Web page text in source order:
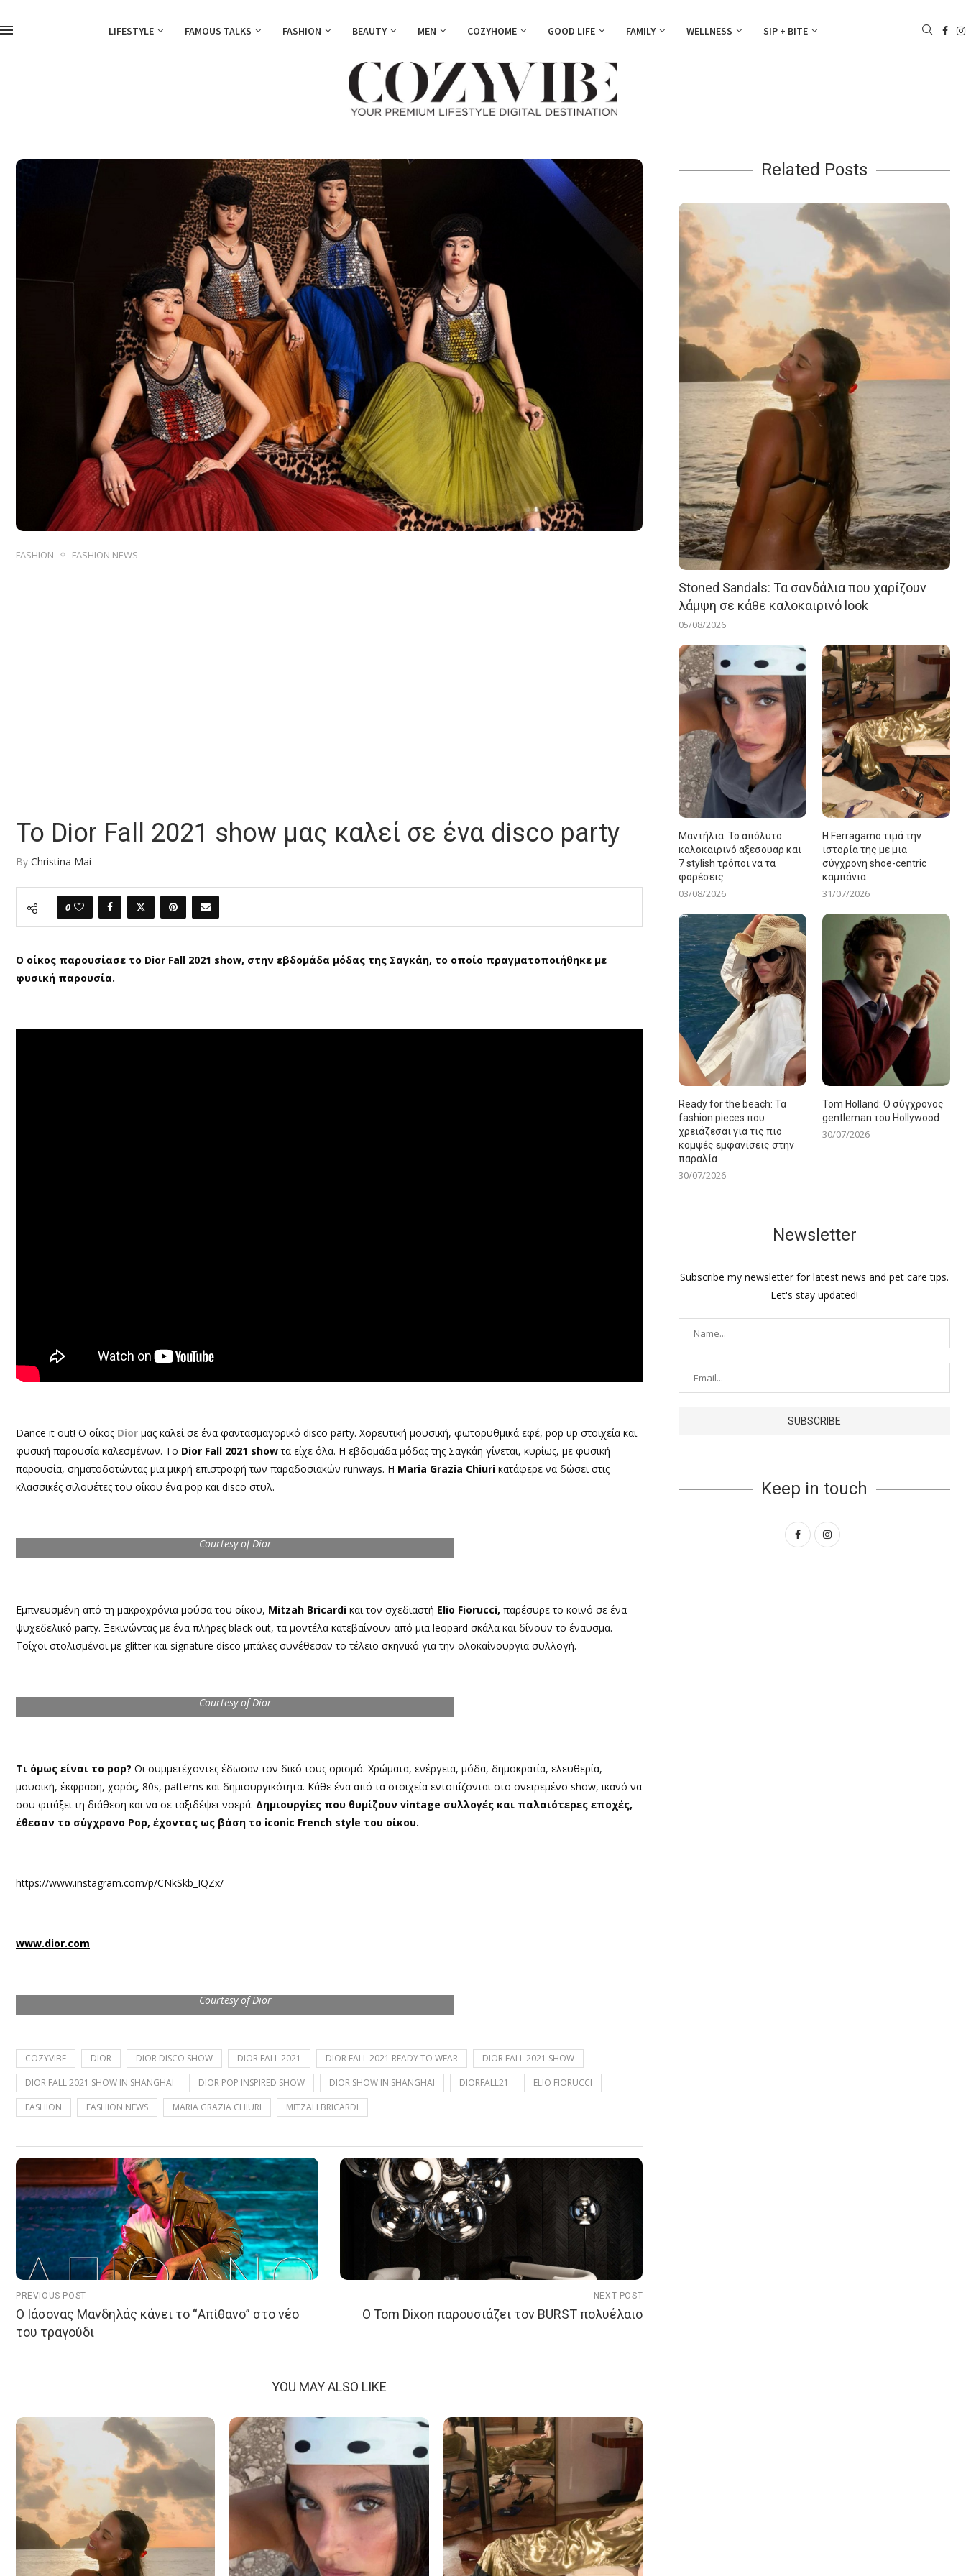
LIFESTYLE FAMOUS TALKS FASHION BEAUTY MEN COZYHOME GOOD LIFE FAMILY WELLNESS SIP + BITE
FASHION FASHION NEWS
Το Dior Fall 2021 show μας καλεί σε ένα disco party
By Christina Mai
0
Ο οίκος παρουσίασε το Dior Fall 2021 show, στην εβδομάδα μόδας της Σαγκάη, το οποίο πραγματοποιήθηκε με
φυσική παρουσία.
Dance it out! Ο οίκος Dior μας καλεί σε ένα φαντασμαγορικό disco party. Χορευτική μουσική, φωτορυθμικά εφέ, pop up στοιχεία και
φυσική παρουσία καλεσμένων. Το Dior Fall 2021 showτα είχε όλα. Η εβδομάδα μόδας της Σαγκάη γίνεται, κυρίως, με φυσική
παρουσία, σηματοδοτώντας μια μικρή επιστροφή των παραδοσιακών runways. Η Maria Grazia Chiuri κατάφερε να δώσει στις
κλασσικές σιλουέτες του οίκου ένα pop και disco στυλ.
Courtesy of Dior
Εμπνευσμένη από τη μακροχρόνια μούσα του οίκου, Mitzah Bricardi και τον σχεδιαστή Elio Fiorucci, παρέσυρε το κοινό σε ένα
ψυχεδελικό party. Ξεκινώντας με ένα πλήρες black out, τα μοντέλα κατεβαίνουν από μια leopard σκάλα και δίνουν το έναυσμα.
Τοίχοι στολισμένοι με glitter και signature disco μπάλες συνέθεσαν το τέλειο σκηνικό για την ολοκαίνουργια συλλογή.
Courtesy of Dior
Τι όμως είναι το pop? Οι συμμετέχοντες έδωσαν τον δικό τους ορισμό. Χρώματα, ενέργεια, μόδα, δημοκρατία, ελευθερία,
μουσική, έκφραση, χορός, 80s, patterns και δημιουργικότητα. Κάθε ένα από τα στοιχεία εντοπίζονται στο ονειρεμένο show, ικανό να
σου φτιάξει τη διάθεση και να σε ταξιδέψει νοερά. Δημιουργίες που θυμίζουν vintage συλλογές και παλαιότερες εποχές,
έθεσαν το σύγχρονο Pop, έχοντας ως βάση το iconic French style του οίκου.
https://www.instagram.com/p/CNkSkb_IQZx/
www.dior.com
Courtesy of Dior
COZYVIBE DIOR DIOR DISCO SHOW DIOR FALL 2021 DIOR FALL 2021 READY TO WEAR
DIOR FALL 2021 SHOW
DIOR FALL 2021 SHOW IN SHANGHAI
DIOR POP INSPIRED SHOW DIOR SHOW IN SHANGHAI DIORFALL21
ELIO FIORUCCI
FASHION
FASHION NEWS MARIA GRAZIA CHIURI MITZAH BRICARDI
PREVIOUS POST
Ο Ιάσονας Μανδηλάς κάνει το “Απίθανο” στο νέο
του τραγούδι
NEXT POST
Ο Tom Dixon παρουσιάζει τον BURST πολυέλαιο
YOU MAY ALSO LIKE
Related Posts
Stoned Sandals: Τα σανδάλια που χαρίζουν
λάμψη σε κάθε καλοκαιρινό look
05/08/2026
Μαντήλια: Το απόλυτο
καλοκαιρινό αξεσουάρ και
7 stylish τρόποι να τα
φορέσεις
03/08/2026
Η Ferragamo τιμά την
ιστορία της με μια
σύγχρονη shoe-centric
καμπάνια
31/07/2026
Ready for the beach: Τα
fashion pieces που
χρειάζεσαι για τις πιο
κομψές εμφανίσεις στην
παραλία
30/07/2026
Tom Holland: Ο σύγχρονος
gentleman του Hollywood
30/07/2026
Newsletter
Subscribe my newsletter for latest news and pet care tips.
Let's stay updated!
Keep in touch